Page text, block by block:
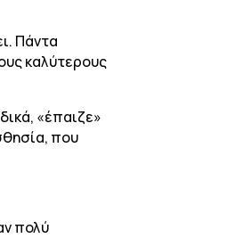
Πάντα
καλύτερους
«έπαιζε»
που
πολύ